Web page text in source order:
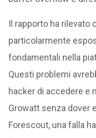
Il rapporto ha rilevato
particolarmente
fondamentali nella
Questi problemi
hacker di accedere e
Growatt senza dover
Forescout, una falla